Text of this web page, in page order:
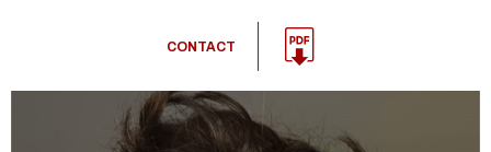
CONTACT